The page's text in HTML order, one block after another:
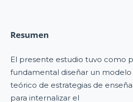
Resumen
El presente estudio tuvo como
fundamental diseñar un modelo
teórico de estrategias de
para internalizar el